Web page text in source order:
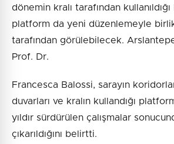
dönemin kralı tarafından
platform da yeni düzenlemeyle
tarafından görülebilecek. Arslantepe
Prof. Dr.
Francesca Balossi, sarayın
duvarları ve kralın kullandığı
yıldır sürdürülen çalışmalar
çıkarıldığını belirtti.